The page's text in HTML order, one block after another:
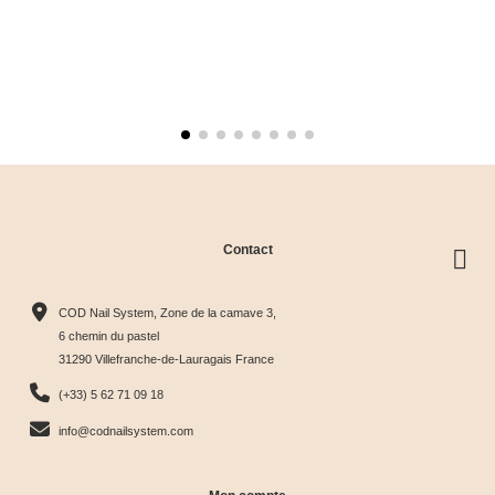
Contact
COD Nail System, Zone de la camave 3,
6 chemin du pastel
31290 Villefranche-de-Lauragais France
(+33) 5 62 71 09 18
info@codnailsystem.com